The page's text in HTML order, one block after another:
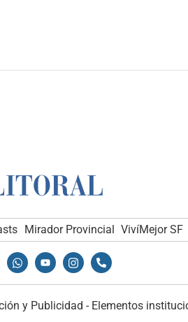
Mirador Provincial VivíMejor SF
y Publicidad - Elementos